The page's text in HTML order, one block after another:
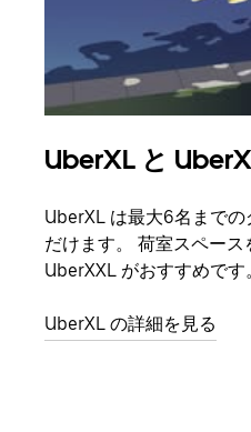
UberXL と
UberXL は最大6名まで
だけます。 荷室スペース
UberXXL がおすすめです
UberXL の詳細を見る